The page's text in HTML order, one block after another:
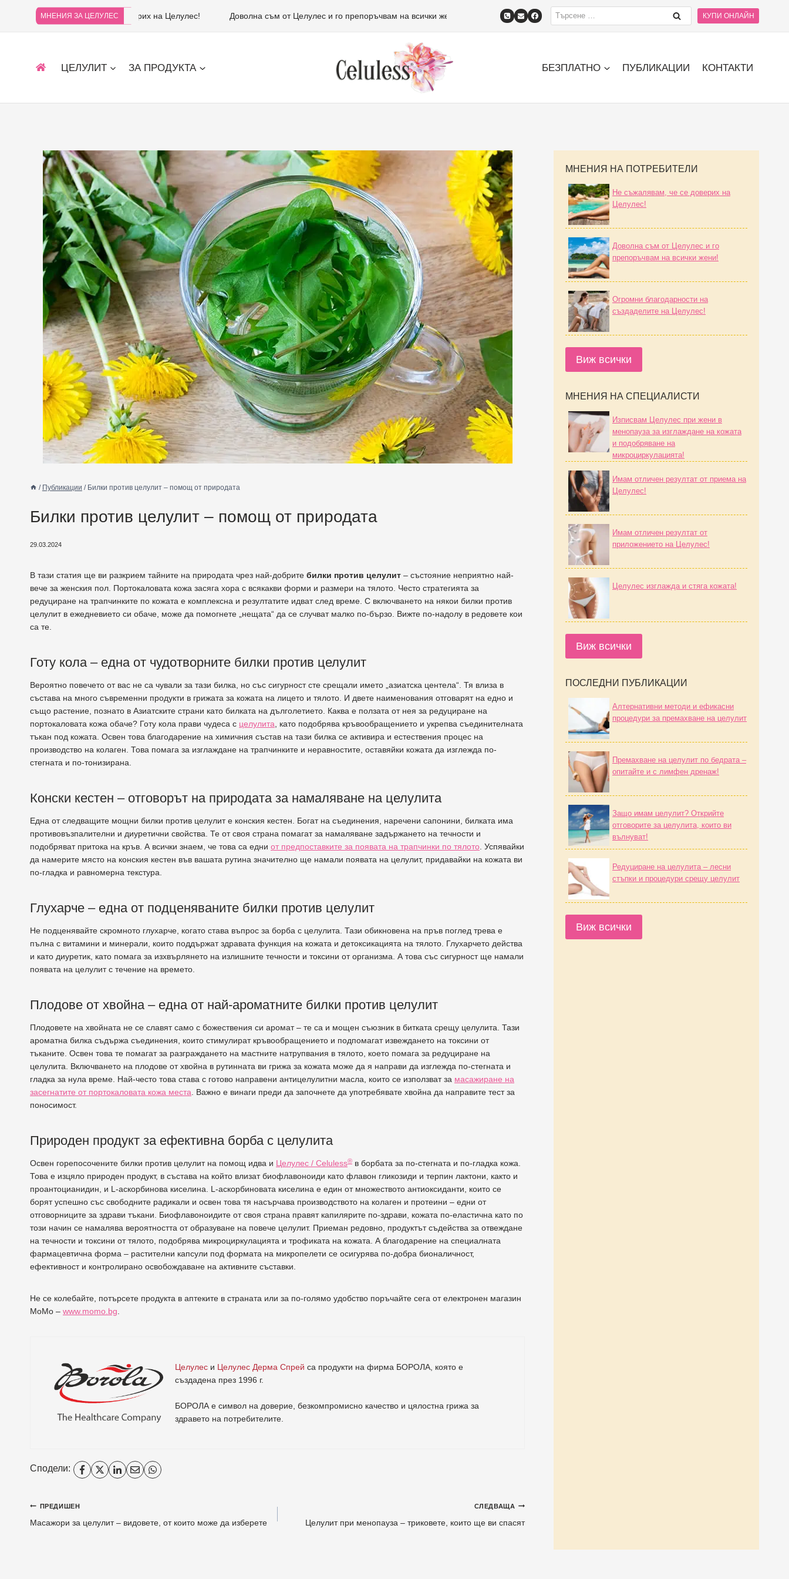
МНЕНИЯ ЗА ЦЕЛУЛЕС
Не съжалявам, че се доверих на Целулес! Доволна съм от Целулес и го препоръчвам на всички жени! Изписвам Целулес при жени в менопауза за изглаждане на кожата и
КУПИ ОНЛАЙН
ЦЕЛУЛИТ ЗА ПРОДУКТА БЕЗПЛАТНО ПУБЛИКАЦИИ КОНТАКТИ
/ Публикации / Билки против целулит – помощ от природата
Билки против целулит – помощ от природата
29.03.2024
В тази статия ще ви разкрием тайните на природата чрез най-добрите билки против целулит – състояние неприятно най-
вече за женския пол. Портокаловата кожа засяга хора с всякакви форми и размери на тялото. Често стратегията за
редуциране на трапчинките по кожата е комплексна и резултатите идват след време. С включването на някои билки против
целулит в ежедневието си обаче, може да помогнете „нещата“ да се случват малко по-бързо. Вижте по-надолу в редовете кои
са те.
Готу кола – една от чудотворните билки против целулит
Вероятно повечето от вас не са чували за тази билка, но със сигурност сте срещали името „азиатска центела“. Тя влиза в
състава на много съвременни продукти в грижата за кожата на лицето и тялото. И двете наименования отговарят на едно и
също растение, познато в Азиатските страни като билката на дълголетието. Каква е ползата от нея за редуциране на
портокаловата кожа обаче? Готу кола прави чудеса с целулита , като подобрява кръвообращението и укрепва съединителната
тъкан под кожата. Освен това благодарение на химичния състав на тази билка се активира и естествения процес на
производство на колаген. Това помага за изглаждане на трапчинките и неравностите, оставяйки кожата да изглежда по-
стегната и по-тонизирана.
Конски кестен – отговорът на природата за намаляване на целулита
Една от следващите мощни билки против целулит е конския кестен. Богат на съединения, наречени сапонини, билката има
противовъзпалителни и диуретични свойства. Те от своя страна помагат за намаляване задържането на течности и
подобряват притока на кръв. А всички знаем, че това са едни от предпоставките за появата на трапчинки по тялото . Успявайки
да намерите място на конския кестен във вашата рутина значително ще намали появата на целулит, придавайки на кожата ви
по-гладка и равномерна текстура.
Глухарче – една от подценяваните билки против целулит
Не подценявайте скромното глухарче, когато става въпрос за борба с целулита. Тази обикновена на пръв поглед трева е
пълна с витамини и минерали, които поддържат здравата функция на кожата и детоксикацията на тялото. Глухарчето действа
и като диуретик, като помага за изхвърлянето на излишните течности и токсини от организма. А това със сигурност ще намали
появата на целулит с течение на времето.
Плодове от хвойна – една от най-ароматните билки против целулит
Плодовете на хвойната не се славят само с божествения си аромат – те са и мощен съюзник в битката срещу целулита. Тази
ароматна билка съдържа съединения, които стимулират кръвообращението и подпомагат извеждането на токсини от
тъканите. Освен това те помагат за разграждането на мастните натрупвания в тялото, което помага за редуциране на
целулита. Включването на плодове от хвойна в рутинната ви грижа за кожата може да я направи да изглежда по-стегната и
гладка за нула време. Най-често това става с готово направени антицелулитни масла, които се използват за масажиране на
засегнатите от портокаловата кожа места . Важно е винаги преди да започнете да употребявате хвойна да направите тест за
поносимост.
Природен продукт за ефективна борба с целулита
Освен горепосочените билки против целулит на помощ идва и Целулес / Celuless® в борбата за по-стегната и по-гладка кожа.
Това е изцяло природен продукт, в състава на който влизат биофлавоноиди като флавон гликозиди и терпин лактони, както и
проантоцианидин, и L-аскорбинова киселина. L-аскорбиновата киселина е един от множеството антиоксиданти, които се
борят успешно със свободните радикали и освен това тя насърчава производството на колаген и протеини – едни от
отговорниците за здрави тъкани. Биофлавоноидите от своя страна правят капилярите по-здрави, кожата по-еластична като по
този начин се намалява вероятността от образуване на повече целулит. Приеман редовно, продуктът съдейства за отвеждане
на течности и токсини от тялото, подобрява микроциркулацията и трофиката на кожата. А благодарение на специалната
фармацевтична форма – растителни капсули под формата на микропелети се осигурява по-добра бионаличност,
ефективност и контролирано освобождаване на активните съставки.
Не се колебайте, потърсете продукта в аптеките в страната или за по-голямо удобство поръчайте сега от електронен магазин
МоМо – www.momo.bg
Целулес и Целулес Дерма Спрей са продукти на фирма БОРОЛА , която е
създадена през 1996 г.
БОРОЛА е символ на доверие, безкомпромисно качество и цялостна грижа за
здравето на потребителите
Сподели:
ПРЕДИШЕН
Масажори за целулит – видовете, от които може да изберете
СЛЕДВАЩА
Целулит при менопауза – триковете, които ще ви спасят
МНЕНИЯ НА ПОТРЕБИТЕЛИ
Не съжалявам, че се доверих на
Целулес!
Доволна съм от Целулес и го
препоръчвам на всички жени!
Огромни благодарности на
създаделите на Целулес!
Виж всички
МНЕНИЯ НА СПЕЦИАЛИСТИ
Изписвам Целулес при жени в
менопауза за изглаждане на кожата
и подобряване на
микроциркулацията!
Имам отличен резултат от приема на
Целулес!
Имам отличен резултат от
приложението на Целулес!
Целулес изглажда и стяга кожата!
Виж всички
ПОСЛЕДНИ ПУБЛИКАЦИИ
Алтернативни методи и ефикасни
процедури за премахване на целулит
Премахване на целулит по бедрата –
опитайте и с лимфен дренаж!
Защо имам целулит? Открийте
отговорите за целулита, които ви
вълнуват!
Редуциране на целулита – лесни
стъпки и процедури срещу целулит
Виж всички